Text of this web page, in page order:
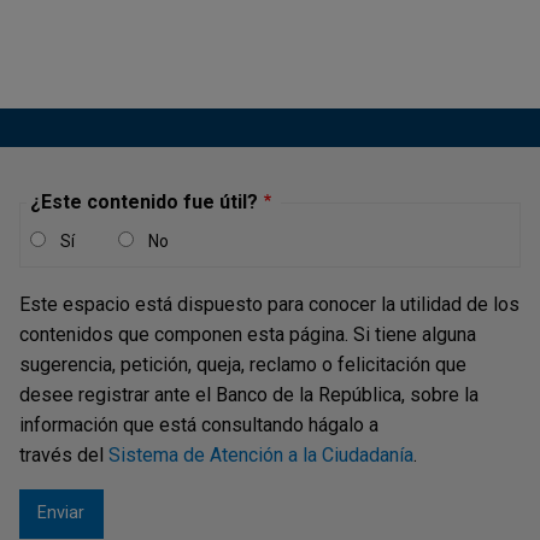
mercados de depósitos y crédito -
Informe especial de Estabilidad
Publicación |MARTES, 23 DE SEPTIEMBRE DE 2025
En este informe se realiza un análisis de diferentes
indicadores para medir la concentración de los mercados
de crédito y depósitos en Colombia y en algunas
jurisdicciones pares (México, Perú y Chile).
Adicionalmente, reconociendo que la relación entre
concentración, competencia y poder de...
¿Este contenido fue útil?
Sí No
Este espacio está dispuesto para conocer la utilidad de los
contenidos que componen esta página. Si tiene alguna
sugerencia, petición, queja, reclamo o felicitación que
desee registrar ante el Banco de la República, sobre la
información que está consultando hágalo a
través del Sistema de Atención a la Ciudadanía.